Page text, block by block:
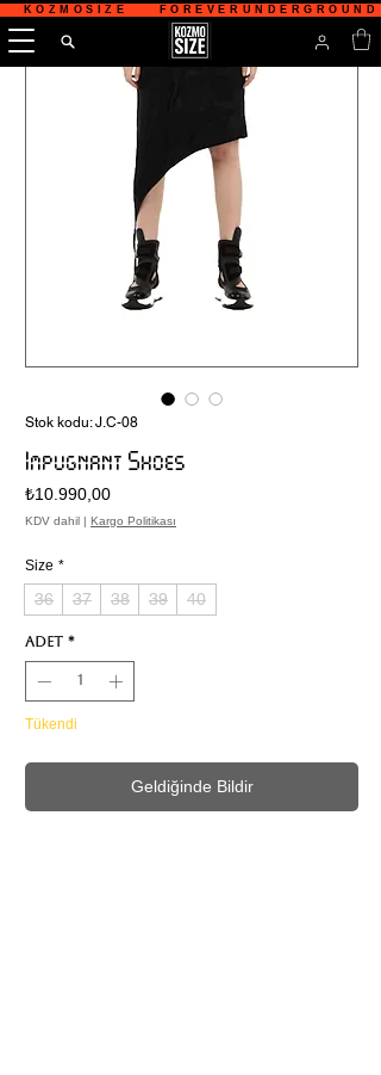
KOZMOSIZE    FOREVERUNDERGROUND
Stok kodu: J.C-08
Impugnant Shoes
₺10.990,00Fiyat
KDV dahil | Kargo Politikası
Size *
36 37 38 39 40
Adet *
Tükendi
Geldiğinde Bildir